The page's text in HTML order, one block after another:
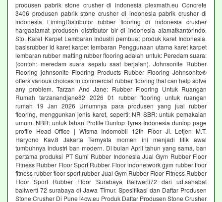
produsen pabrik stone crusher di indonesia plexmath.eu Concrete
3406 produsen pabrik stone crusher di indonesia pabrik crusher di
indonesia LimingDistributor rubber flooring di indonesia crusher
hargaalamat produsen distributor bir di indonesia alamatkantorindo.
Sto. Karet Karpet Lembaran Industri pembuat produk karet Indonesia.
basisrubber id karet karpet lembaran Penggunaan utama karet karpet
lembaran rubber matting rubber flooring adalah untuk: Peredam suara:
(contoh: meredam suara sepatu saat berjalan). Johnsonite Rubber
Flooring johnsonite Flooring Products Rubber Flooring Johnsonite®
offers various choices in commercial rubber flooring that can help solve
any problem. Tarzan And Jane: Rubber Flooring Untuk Ruangan
Rumah tarzanandjane82 2026 01 rubber flooring untuk ruangan
rumah 19 Jan 2026 Umumnya para produsen yang jual rubber
flooring, menggunkan jenis karet, seperti: NR SBR: untuk pemakaian
umum. NBR: untuk tahan Profile Dunlop Tyres Indonesia dunlop page
profile Head Office | Wisma Indomobil 12th Floor Jl. Letjen M.T.
Haryono Kav.8 Jakarta Ternyata momen ini menjadi titik awal
tumbuhnya industri ban modern. Di bulan April tahun yang sama, ban
pertama produksi PT Sumi Rubber Indonesia Jual Gym Rubber Floor
Fitness Rubber Floor Sport Rubber Floor indonetwork gym rubber floor
fitness rubber floor sport rubber Jual Gym Rubber Floor Fitness Rubber
Floor Sport Rubber Floor Surabaya Baliwerti72 dari ud.sahabat
baliwerti 72 surabaya di Jawa Timur. Spesifikasi dan Daftar Produsen
Stone Crusher Di Pune l4cw.eu Produk Daftar Produsen Stone Crusher